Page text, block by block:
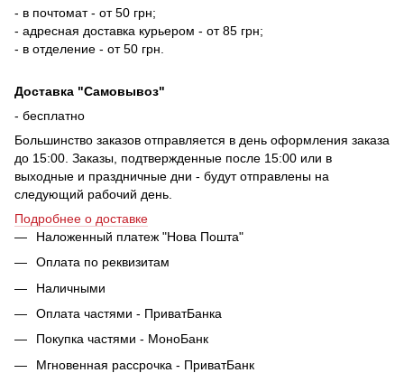
- в почтомат - от 50 грн;
- адресная доставка курьером - от 85 грн;
- в отделение - от 50 грн.
Доставка "Самовывоз"
- бесплатно
Большинство заказов отправляется в день оформления заказа
до 15:00. Заказы, подтвержденные после 15:00 или в
выходные и праздничные дни - будут отправлены на
следующий рабочий день.
Подробнее о доставке
Наложенный платеж "Нова Пошта"
Оплата по реквизитам
Наличными
Оплата частями - ПриватБанка
Покупка частями - МоноБанк
Мгновенная рассрочка - ПриватБанк